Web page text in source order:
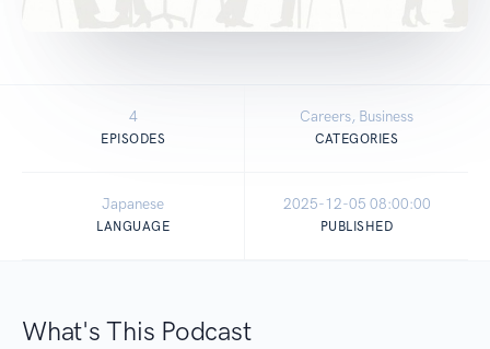
4
EPISODES
Careers, Business
CATEGORIES
Japanese
LANGUAGE
2025-12-05 08:00:00
PUBLISHED
What's This Podcast